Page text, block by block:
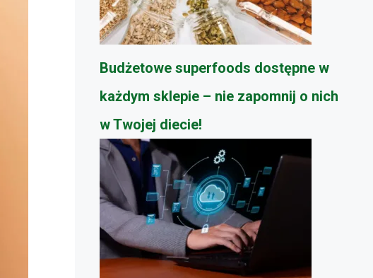
Budżetowe superfoods dostępne w
każdym sklepie – nie zapomnij o nich
w Twojej diecie!